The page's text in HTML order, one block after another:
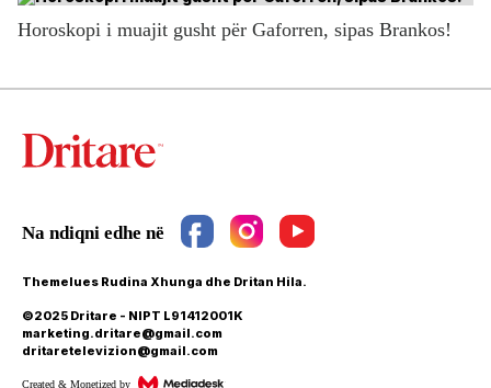
Horoskopi i muajit gusht për Gaforren, sipas Brankos!
Themelues Rudina Xhunga dhe Dritan Hila.
©2025 Dritare - NIPT L91412001K
marketing.dritare@gmail.com
dritaretelevizion@gmail.com
Created & Monetized by